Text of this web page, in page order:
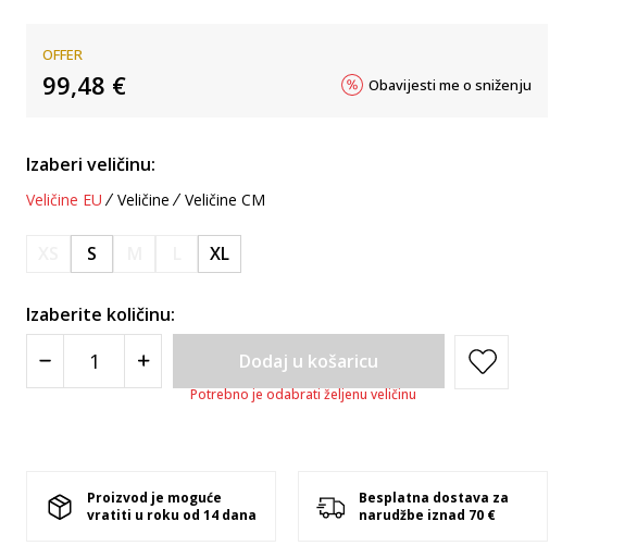
OFFER
99,48 € Obavijesti me o sniženju
Izaberi veličinu:
Veličine EU Veličine Veličine CM
S XL
Izaberite količinu:
Dodaj u košaricu
Potrebno je odabrati željenu veličinu
Proizvod je moguće
vratiti u roku od 14 dana
Besplatna dostava za
narudžbe iznad 70 €